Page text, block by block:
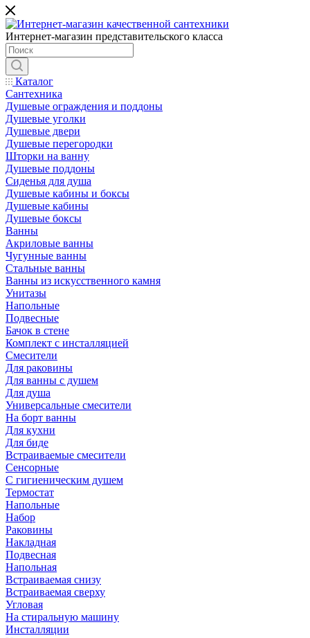
Интернет-магазин представительского класса
Каталог
Сантехника
Душевые ограждения и поддоны
Душевые уголки
Душевые двери
Душевые перегородки
Шторки на ванну
Душевые поддоны
Сиденья для душа
Душевые кабины и боксы
Душевые кабины
Душевые боксы
Ванны
Акриловые ванны
Чугунные ванны
Стальные ванны
Ванны из искусственного камня
Унитазы
Напольные
Подвесные
Бачок в стене
Комплект с инсталляцией
Смесители
Для раковины
Для ванны с душем
Для душа
Универсальные смесители
На борт ванны
Для кухни
Для биде
Встраиваемые смесители
Сенсорные
С гигиеническим душем
Термостат
Напольные
Набор
Раковины
Накладная
Подвесная
Напольная
Встраиваемая снизу
Встраиваемая сверху
Угловая
На стиральную машину
Инсталляции